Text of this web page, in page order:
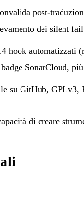
post-
dei silent
hook automatizzati
SonarCloud,
su GitHub, GPLv3,
di creare